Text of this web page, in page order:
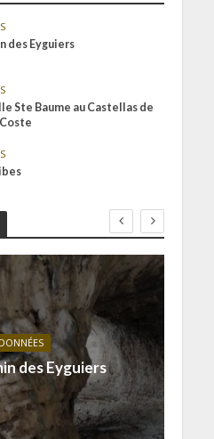
des Eyguiers
Ste Baume au Castellas de
des Eyguiers